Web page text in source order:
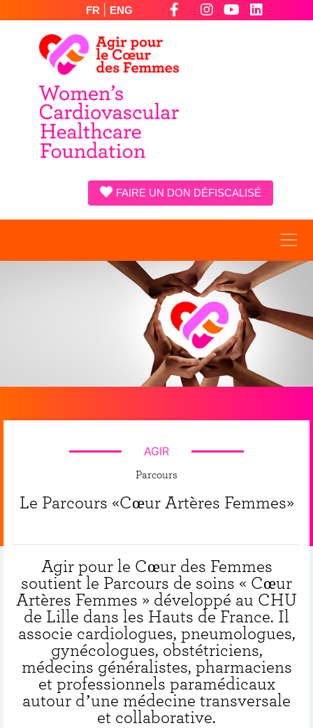
FR ENG
FAIRE UN DON DÉFISCALISÉ
AGIR
Parcours
Le Parcours «Cœur Artères Femmes»
Agir pour le Cœur des Femmes
soutient le Parcours de soins « Cœur
Artères Femmes » développé au CHU
de Lille dans les Hauts de France. Il
associe cardiologues, pneumologues,
gynécologues, obstétriciens,
médecins généralistes, pharmaciens
et professionnels paramédicaux
autour d’une médecine transversale
et collaborative.